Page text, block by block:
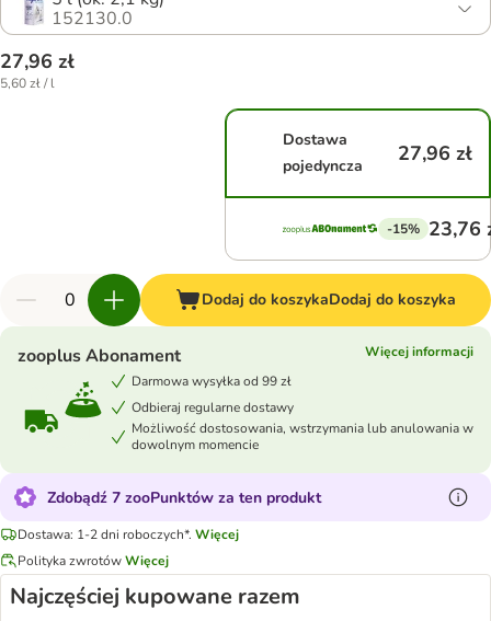
152130.0
27,96 zł
5,60 zł / l
Dostawa
pojedyncza
27,96 zł
-15% 23,76
Dodaj do koszykaDodaj do koszyka
zooplus Abonament
Więcej informacji
Darmowa wysyłka od 99 zł
Odbieraj regularne dostawy
Możliwość dostosowania, wstrzymania lub anulowania w
dowolnym momencie
Zdobądź 7 zooPunktów za ten produkt
Dostawa: 1-2 dni roboczych*. Więcej
Polityka zwrotówWięcej
Najczęściej kupowane razem